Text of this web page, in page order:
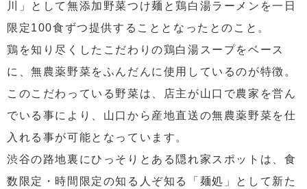
川」として無添加野菜つけ麺と鶏白湯ラーメンを一日
限定100食ずつ提供することとなったとのこと。
鶏を知り尽くしたこだわりの鶏白湯スープをベース
に、無農薬野菜をふんだんに使用しているのが特徴。
このこだわっている野菜は、店主が山口で農家を営ん
でいる事により、山口から産地直送の無農薬野菜を仕
入れる事が可能となっています。
渋谷の路地裏にひっそりとある隠れ家スポットは、食
数限定・時間限定の知る人ぞ知る「麺処」として新た